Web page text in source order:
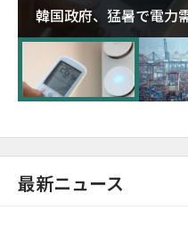
韓国政府、猛暑で電力
に需給対応体制を点検
最新ニュース